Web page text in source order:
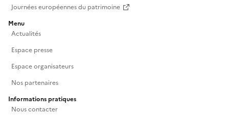
Journées européennes du patrimoine
Menu
Actualités
Espace presse
Espace organisateurs
Nos partenaires
Informations pratiques
Nous contacter